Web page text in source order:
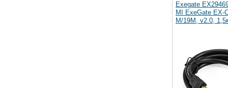
Exegate
MI ExeGate EX-
M/19M, v2.0,